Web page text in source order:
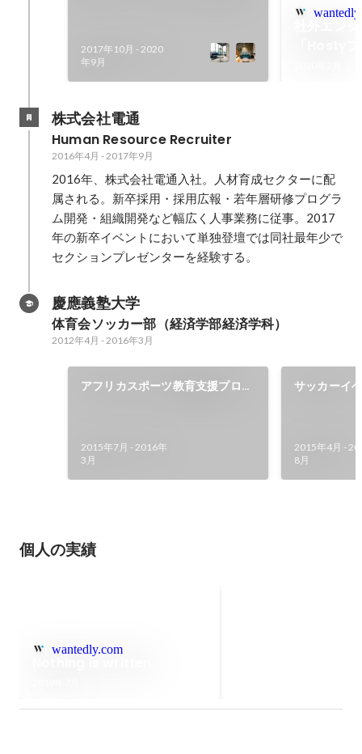
2017年10月 - 2020
年9月
株式会社電通
Human Resource Recruiter
2016年4月 - 2017年9月
2016年、株式会社電通入社。人材育成セクターに配
属される。新卒採用・採用広報・若年層研修プログラ
ム開発・組織開発など幅広く人事業務に従事。2017
年の新卒イベントにおいて単独登壇では同社最年少で
セクションプレゼンターを経験する。
慶應義塾大学
体育会ソッカー部（経済学部経済学科）
2012年4月 - 2016年3月
アフリカスポーツ教育支援プロジ
2015年7月 - 2016年
3月
サッカーイ
2015年4月 -
8月
個人の実績
wantedly.com